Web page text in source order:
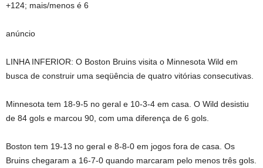
+124; mais/menos é 6
anúncio
LINHA INFERIOR: O Boston Bruins visita o Minnesota Wild em
busca de construir uma seqüência de quatro vitórias consecutivas.
Minnesota tem 18-9-5 no geral e 10-3-4 em casa. O Wild desistiu
de 84 gols e marcou 90, com uma diferença de 6 gols.
Boston tem 19-13 no geral e 8-8-0 em jogos fora de casa. Os
Bruins chegaram a 16-7-0 quando marcaram pelo menos três gols.